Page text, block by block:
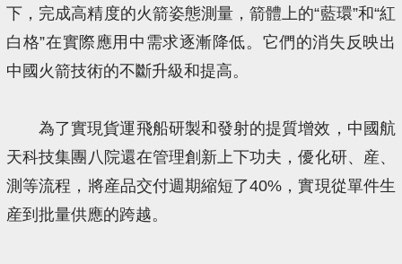
下，完成高精度的火箭姿態測量，箭體上的“藍環”和“紅
白格”在實際應用中需求逐漸降低。它們的消失反映出
中國火箭技術的不斷升級和提高。
為了實現貨運飛船研製和發射的提質增效，中國航
天科技集團八院還在管理創新上下功夫，優化研、産、
測等流程，將産品交付週期縮短了40%，實現從單件生
産到批量供應的跨越。